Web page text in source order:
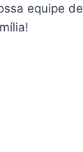
equipe